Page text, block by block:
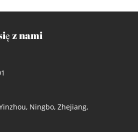
z nami
Ningbo, Zhejiang,